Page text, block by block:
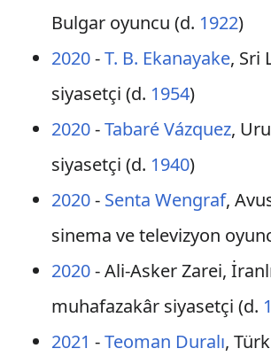
Bulgar oyuncu (d. 1922)
2020-T. B. Ekanayake, Sri
siyasetçi (d. 1954)
2020-Tabaré Vázquez,
siyasetçi (d. 1940)
2020- Senta Wengraf,
sinema ve televizyon
2020- Ali-Asker Zarei,
muhafazakâr siyasetçi (d.
2021 -Teoman Duralı,